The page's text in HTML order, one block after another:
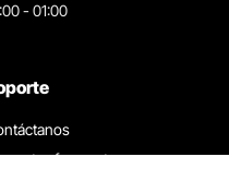
- 01:00
frecuentes